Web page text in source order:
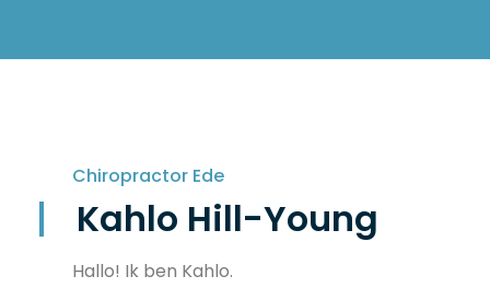
Chiropractor Ede
Kahlo Hill-Young
Hallo! Ik ben Kahlo.